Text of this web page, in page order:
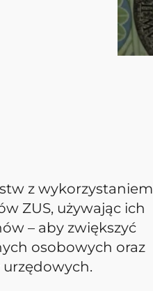
z wykorzystaniem
ZUS, używając ich
– aby zwiększyć
osobowych oraz